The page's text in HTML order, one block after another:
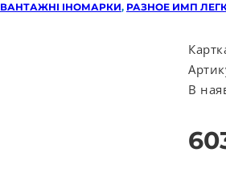
ВАНТАЖНІ ІНОМАРКИ, РАЗНОЕ ИМП
В